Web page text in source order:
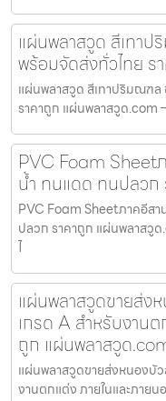
แผ่นพลาสวูด สีเทา
พร้อมจัดส่งทั่วไทย
แผ่นพลาสวูด สีเทาปริมณฑ
ราคาถูก แผ่นพลาสวูด.com
PVC Foam Sheet
น้ำ ทนแดด ทนปลวก
PVC Foam Sheetภาคอีส
ปลวก ราคาถูก แผ่นพลาสวู
ไ
แผ่นพลาสวูดขายส่ง
เกรด A สำหรับงาน
ถูก แผ่นพลาสวูด
แผ่นพลาสวูดขายส่งหนองบั
งานตกแต่ง ภายในและภาย